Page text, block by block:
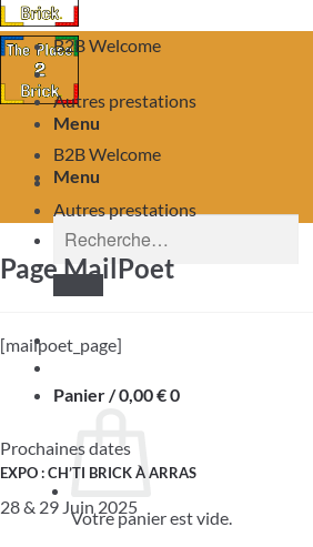
Menu
Menu
Recherche
pour :
Panier /0,00€0
Votre panier est vide.
B2B Welcome
Autres prestations
B2B Welcome
Autres prestations
Page MailPoet
[mailpoet_page]
Prochaines dates
EXPO : CH’TI BRICK À ARRAS
28 & 29 Juin 2025